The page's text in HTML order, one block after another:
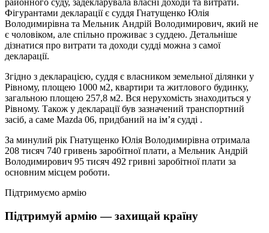
Фігурантами декларації є суддя Гнатущенко Юлія
Володимирівна та Мельник Андрій Володимирович, який не
є чоловіком, але спільно проживає з суддею. Детальніше
дізнатися про витрати та доходи судді можна з самої
декларації.
Згідно з декларацією, суддя є власником земельної ділянки у
Рівному, площею 1000 м2, квартири та житлового будинку,
загальною площею 257,8 м2. Вся нерухомість знаходиться у
Рівному. Також у декларації був зазначений транспортний
засіб, а саме Mazda 06, придбаний на ім’я судді .
За минулий рік Гнатущенко Юлія Володимирівна отримала
208 тисяч 740 гривень заробітної плати, а Мельник Андрій
Володимирович 95 тисяч 492 гривні заробітної плати за
основним місцем роботи.
Підтримуємо армію
Підтримуй армію — захищай країну